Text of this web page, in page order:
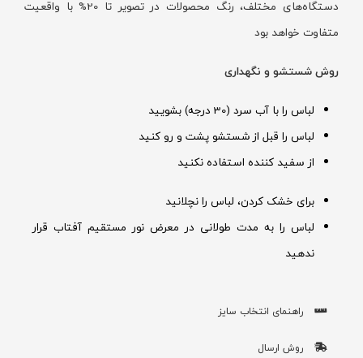
دستگاه‌های
مختلف، رنگ محصولات در تصویر تا 20% با واقعیت
متفاوت خواهد بود
روش شستشو و نگهداری
لباس را با آب سرد (30 درجه) بشویید
لباس را قبل از شستشو پشت و رو کنید
از سفید کننده استفاده نکنید
برای خشک کردن، لباس را نچلانید
لباس را به مدت طولانی در معرض نور مستقیم آفتاب قرار
ندهید
راهنمای انتخاب سایز
روش ارسال